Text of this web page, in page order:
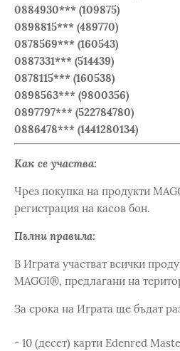
0884930*** (109875)
0898815*** (489770)
0878569*** (160543)
0887331*** (514439)
0878115*** (160538)
0898563*** (9800356)
0897797*** (522784780)
0886478*** (1441280134)
Как се участва:
Чрез покупка на продукти
регистрация на касов бон.
Пълни правила:
В Играта участват всички
MAGGI®, предлагани на
За срока на Играта ще бъдат
- 10 (десет) карти Edenred